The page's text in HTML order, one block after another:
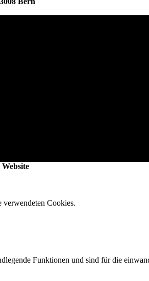
Cookies.
Funktionen und sind für die